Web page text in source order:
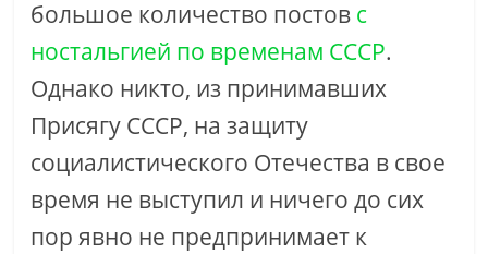
большое количество постов с
ностальгией по временам СССР.
Однако никто, из принимавших
Присягу СССР, на защиту
социалистического Отечества в свое
время не выступил и ничего до сих
пор явно не предпринимает к